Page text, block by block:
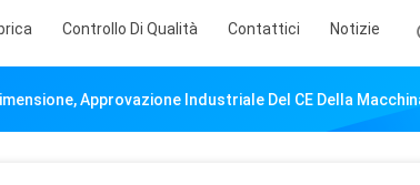
Controllo Di Qualità Contattici Notizie
Approvazione Industriale Del CE Della